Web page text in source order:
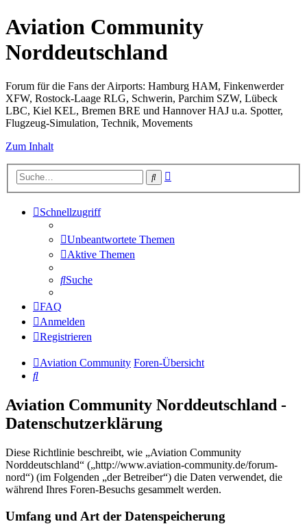
Aviation Community
Norddeutschland
Forum für die Fans der Airports: Hamburg HAM, Finkenwerder
XFW, Rostock-Laage RLG, Schwerin, Parchim SZW, Lübeck
LBC, Kiel KEL, Bremen BRE und Hannover HAJ u.a. Spotter,
Flugzeug-Simulation, Technik, Movements
Zum Inhalt
Suche
Schnellzugriff
Unbeantwortete Themen
Aktive Themen
Suche
FAQ
Anmelden
Registrieren
Aviation Community Foren-Übersicht
Suche
Aviation Community Norddeutschland -
Datenschutzerklärung
Diese Richtlinie beschreibt, wie „Aviation Community
Norddeutschland“ („http://www.aviation-community.de/forum-
nord“) (im Folgenden „der Betreiber“) die Daten verwendet, die
während Ihres Foren-Besuchs gesammelt werden.
Umfang und Art der Datenspeicherung